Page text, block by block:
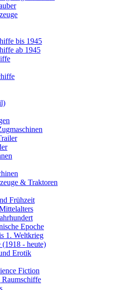
bis 1945
ab 1945
& Traktoren
Frühzeit
Epoche
1. Weltkrieg
(1918 - heute)
Erotik
Fiction
Raumschiffe